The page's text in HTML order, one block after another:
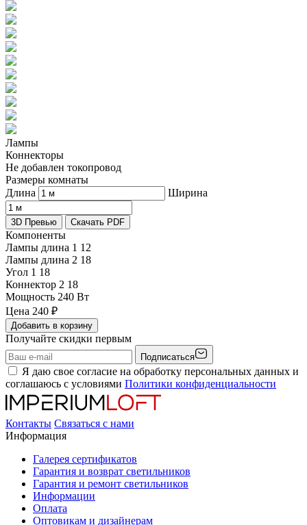
Лампы
Коннекторы
Не добавлен токопровод
Размеры комнаты
Длина
Ширина
3D Превью Скачать PDF
Компоненты
Лампы длина 1 12
Лампы длина 2 18
Угол 1 18
Коннектор 2 18
Мощность 240 Вт
Цена 240 ₽
Добавить в корзину
Получайте скидки первым
Подписаться
Я даю свое согласие на обработку персональных данных и
соглашаюсь с условиями Политики конфиденциальности
Контакты Связаться с нами
Информация
Галерея сертификатов
Гарантия и возврат светильников
Гарантия и ремонт светильников
Информации
Оплата
Оптовикам и дизайнерам